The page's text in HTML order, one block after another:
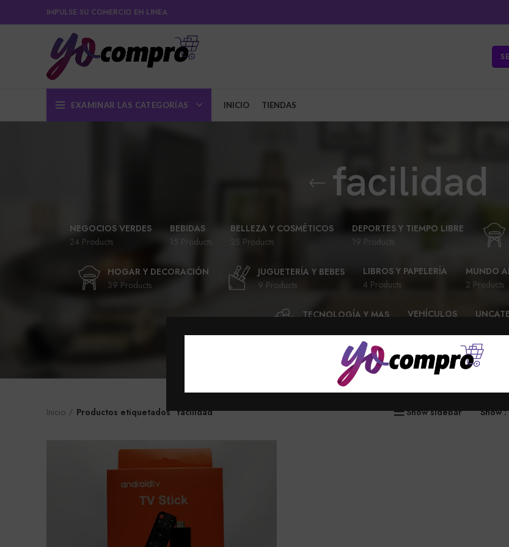
IMPULSE SU COMERCIO EN LINEA
EXAMINAR LAS CATEGORÍAS INICIO TIENDAS
facilidad
NEGOCIOS VERDES
24 Products
BEBIDAS
15 Products
BELLEZA Y COSMÉTICOS
25 Products
DEPORTES Y TIEMPO LIBRE
19 Products
HOGAR Y DECORACIÓN
39 Products
JUGUETERÍA Y BEBES
9 Products
LIBROS Y PAPELERÍA
4 Products
MUNDO
2 Products
TECNOLOGÍA Y MAS
VEHÍCULOS
Inicio Productos etiquetados “facilidad” Show sidebar Show